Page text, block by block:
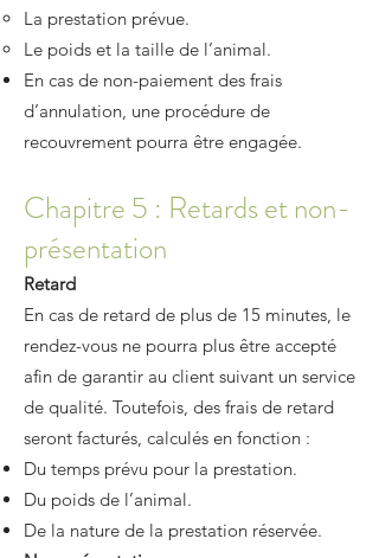
La prestation prévue.
Le poids et la taille de l’animal.
En cas de non-paiement des frais
d’annulation, une procédure de
recouvrement pourra être engagée.
Chapitre 5 : Retards et non-
présentation
Retard
En cas de retard de plus de 15 minutes, le
rendez-vous ne pourra plus être accepté
afin de garantir au client suivant un service
de qualité. Toutefois, des frais de retard
seront facturés, calculés en fonction :
Du temps prévu pour la prestation.
Du poids de l’animal.
De la nature de la prestation réservée.